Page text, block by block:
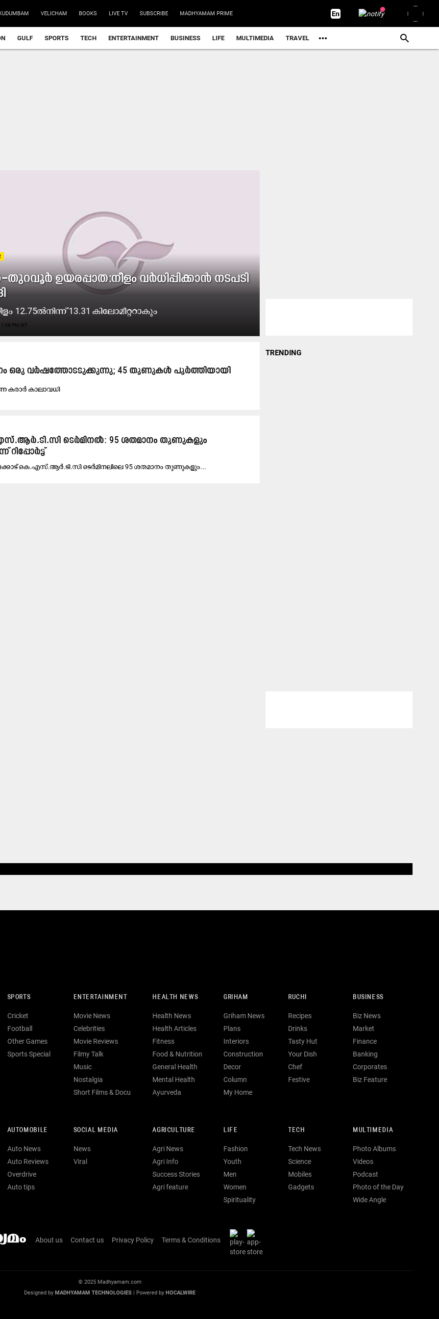
VELICHAM BOOKS LIVE TV SUBSCRIBE MADHYAMAM PRIME
GULF SPORTS TECH ENTERTAINMENT BUSINESS LIFE MULTIMEDIA TRAVEL
ഉയരപ്പാത:നീളം വർധിപ്പിക്കാൻ നടപടി
12.75ൽനിന്ന് 13.31 കിലോമീറ്ററാകും
PM IST
ഒരു വർഷത്തോടടുക്കുന്നു; 45 തൂണുകൾ പൂർത്തിയായി
ക​രാ​ർ കാ​ലാ​വ​ധി
ടെര്‍മിനൽ: 95 ശതമാനം തൂണുകളും
കെ.​എ​സ്.​ആ​ര്‍.​ടി.​സി ടെ​ര്‍മി​ന​ലി​ലെ 95 ശ​ത​മാ​നം തൂ​ണു​ക​ളും...
TRENDING
SPORTS
Cricket
Football
Other Games
Sports Special
ENTERTAINMENT
Movie News
Celebrities
Movie Reviews
Filmy Talk
Music
Nostalgia
Short Films & Docu
HEALTH NEWS
Health News
Health Articles
Fitness
Food & Nutrition
General Health
Mental Health
Ayurveda
GRIHAM
Griham News
Plans
Interiors
Construction
Decor
Column
My Home
RUCHI
Recipes
Drinks
Tasty Hut
Your Dish
Chef
Festive
BUSINESS
Biz News
Market
Finance
Banking
Corporates
Biz Feature
AUTOMOBILE
Auto News
Auto Reviews
Overdrive
Auto tips
SOCIAL MEDIA
News
Viral
AGRICULTURE
Agri News
Agri Info
Success Stories
Agri feature
LIFE
Fashion
Youth
Men
Women
Spirituality
TECH
Tech News
Science
Mobiles
Gadgets
MULTIMEDIA
Photo Albums
Videos
Podcast
Photo of the Day
Wide Angle
About us Contact us Privacy Policy Terms & Conditions
© 2025 Madhyamam.com
Designed by MADHYAMAM TECHNOLOGIES | Powered by HOCALWIRE